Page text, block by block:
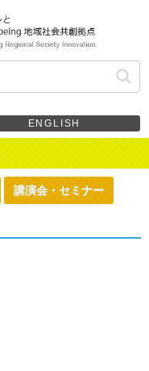
ENGLISH
講演会・セミナー